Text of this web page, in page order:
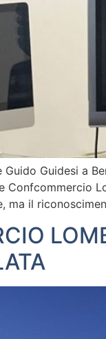
Guido Guidesi a
Confcommercio
ma il